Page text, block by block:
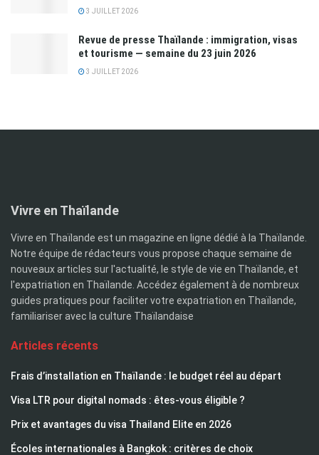
3 JUILLET 2026
Revue de presse Thaïlande : immigration, visas
et tourisme — semaine du 23 juin 2026
3 JUILLET 2026
Vivre en Thaïlande
Vivre en Thaïlande est un magazine en ligne dédié à la Thaïlande.
Notre équipe de rédacteurs vous propose chaque semaine de
nouveaux articles sur l'actualité, le style de vie en Thaïlande, et
l'expatriation en Thaïlande. Accédez également à de nombreux
guides pratiques pour faciliter votre expatriation en Thaïlande,
familiariser avec la culture Thaïlandaise
Articles récents
Frais d’installation en Thaïlande : le budget réel au départ
Visa LTR pour digital nomads : êtes-vous éligible ?
Prix et avantages du visa Thailand Elite en 2026
Écoles internationales à Bangkok : critères de choix